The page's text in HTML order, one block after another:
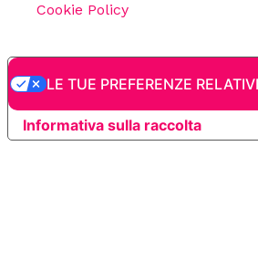
Cookie Policy
Informativa sulla raccolta
LE TUE PREFERENZE